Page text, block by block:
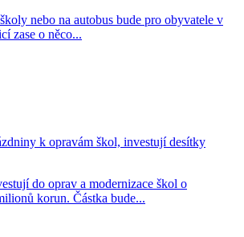
nebo na autobus bude pro obyvatele v
zase o něco...
k opravám škol, investují desítky
do oprav a modernizace škol o
korun. Částka bude...